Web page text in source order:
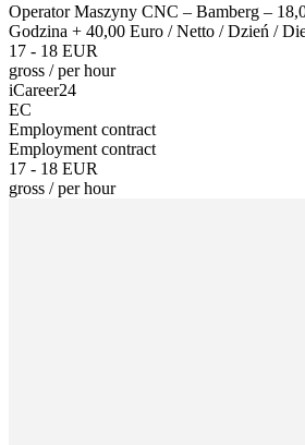
Operator Maszyny CNC – Bamberg –
Godzina + 40,00 Euro / Netto / Dzień /
17 - 18 EUR
gross /per hour
iCareer24
EC
Employment contract
Employment contract
17 - 18 EUR
gross /per hour